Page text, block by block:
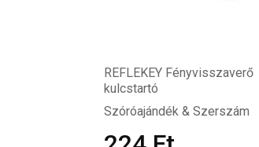
REFLEKEY Fényvisszaverő
kulcstartó
Szóróajándék & Szerszám